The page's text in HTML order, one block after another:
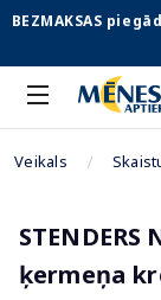
BEZMAKSAS
Veikals
ķermeņa